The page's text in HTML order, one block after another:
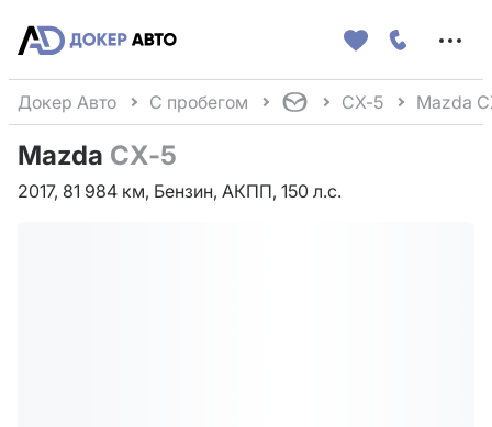
Докер Авто С пробегом CX-5 Mazda
Mazda CX-5
2017, 81 984 км, Бензин, АКПП, 150 л.с.